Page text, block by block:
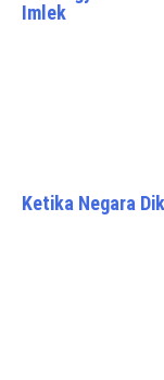
Imlek
Ketika Negara